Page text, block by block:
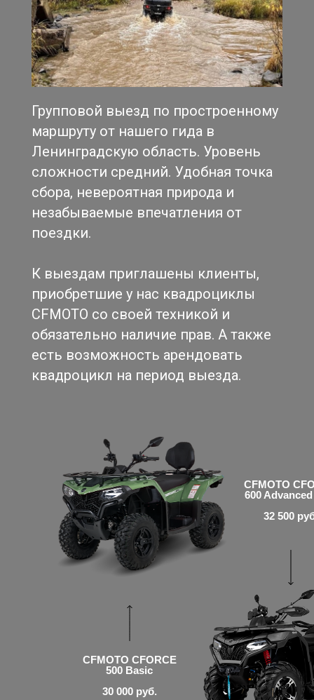
Групповой выезд по простроенному
маршруту от нашего гида в
Ленинградскую область. Уровень
сложности средний. Удобная точка
сбора, невероятная природа и
незабываемые впечатления от
поездки.
К выездам приглашены клиенты,
приобретшие у нас квадроциклы
CFMOTO со своей техникой и
обязательно наличие прав. А также
есть возможность арендовать
квадроцикл на период выезда.
CFMOTO
600
32 500
CFMOTO CFORCE
500 Basic
30 000 руб.